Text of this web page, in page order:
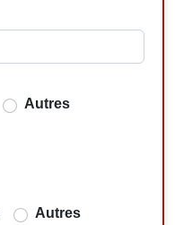
Autres
Autres